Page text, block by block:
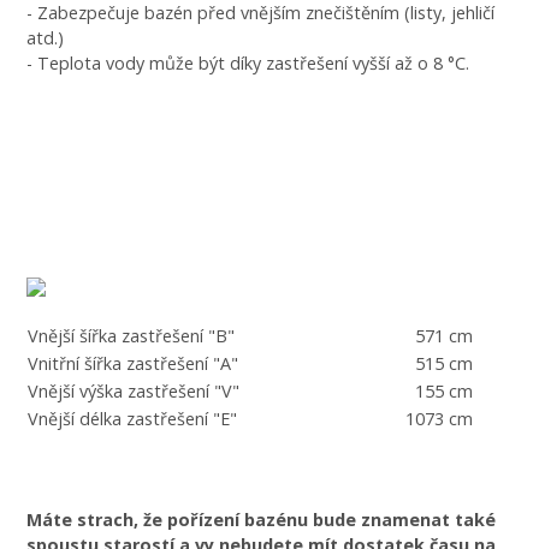
- Zabezpečuje bazén před vnějším znečištěním (listy, jehličí
atd.)
- Teplota vody může být díky zastřešení vyšší až o 8 °C.
Vnější šířka zastřešení "B"
571 cm
Vnitřní šířka zastřešení "A"
515 cm
Vnější výška zastřešení "V"
155 cm
Vnější délka zastřešení "E"
1073 cm
Máte strach, že pořízení bazénu bude znamenat také